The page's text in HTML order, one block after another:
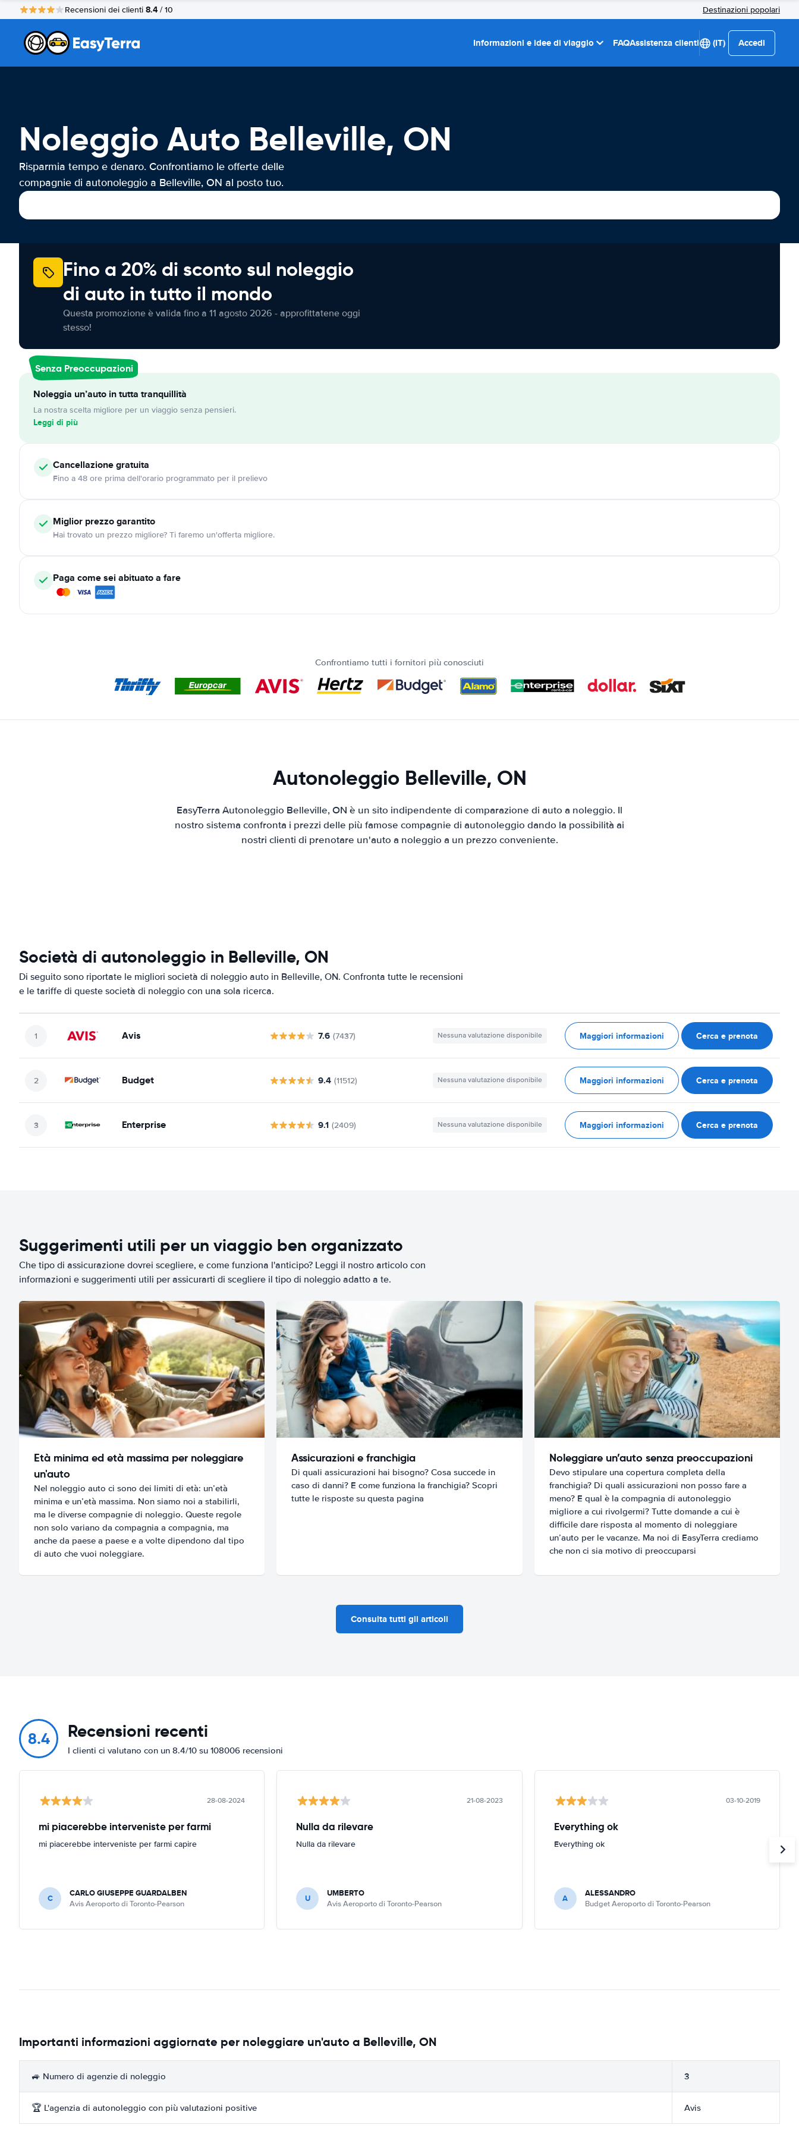
Recensioni dei clienti 8.4 / 10 Destinazioni popolari
Informazioni e idee di viaggio FAQAssistenza clienti (IT) Accedi
Noleggio Auto Belleville, ON
Risparmia tempo e denaro. Confrontiamo le offerte delle
compagnie di autonoleggio a Belleville, ON al posto tuo.
Fino a 20% di sconto sul noleggio
di auto in tutto il mondo
Questa promozione è valida fino a 11 agosto 2026 - approfittatene oggi
stesso!
Senza Preoccupazioni
Noleggia un’auto in tutta tranquillità
La nostra scelta migliore per un viaggio senza pensieri.
Leggi di più
Cancellazionegratuita
Fino a 48 ore prima dell'orario programmato per il prelievo
Miglior prezzo garantito
Hai trovato un prezzo migliore? Ti faremo un'offerta migliore.
Paga come sei abituato a fare
Confrontiamo tutti i fornitori più conosciuti
Autonoleggio Belleville, ON
EasyTerra Autonoleggio Belleville, ON è un sito indipendente di comparazione di auto a noleggio. Il
nostro sistema confronta i prezzi delle più famose compagnie di autonoleggio dando la possibilità ai
nostri clienti di prenotare un'auto a noleggio a un prezzo conveniente.
Società di autonoleggio in Belleville, ON
Di seguito sono riportate le migliori società di noleggio auto in Belleville, ON. Confronta tutte le recensioni
e le tariffe di queste società di noleggio con una sola ricerca.
Avis 7.6 (7437) Nessuna valutazione disponibile Maggiori informazioni Cerca e prenota
Budget 9.4 (11512) Nessuna valutazione disponibile Maggiori informazioni Cerca e prenota
Enterprise 9.1 (2409) Nessuna valutazione disponibile Maggiori informazioni Cerca e prenota
Suggerimenti utili per un viaggio ben organizzato
Che tipo di assicurazione dovrei scegliere, e come funziona l'anticipo? Leggi il nostro articolo con
informazioni e suggerimenti utili per assicurarti di scegliere il tipo di noleggio adatto a te.
Età minima ed età massima per noleggiare
un'auto
Nel noleggio auto ci sono dei limiti di età: un’età
minima e un’età massima. Non siamo noi a stabilirli,
ma le diverse compagnie di noleggio. Queste regole
non solo variano da compagnia a compagnia, ma
anche da paese a paese e a volte dipendono dal tipo
di auto che vuoi noleggiare.
Assicurazioni e franchigia
Di quali assicurazioni hai bisogno? Cosa succede in
caso di danni? E come funziona la franchigia? Scopri
tutte le risposte su questa pagina
Noleggiare un’auto senza preoccupazioni
Devo stipulare una copertura completa della
franchigia? Di quali assicurazioni non posso fare a
meno? E qual è la compagnia di autonoleggio
migliore a cui rivolgermi? Tutte domande a cui è
difficile dare risposta al momento di noleggiare
un’auto per le vacanze. Ma noi di EasyTerra crediamo
che non ci sia motivo di preoccuparsi
Consulta tutti gli articoli
8.4 Recensioni recenti
I clienti ci valutano con un 8.4/10 su 108006 recensioni
28-08-2024
mi piacerebbe interveniste per farmi
mi piacerebbe interveniste per farmi capire
C CARLO GIUSEPPE GUARDALBEN
Avis Aeroporto di Toronto-Pearson
21-08-2023
Nulla da rilevare
Nulla da rilevare
U UMBERTO
Avis Aeroporto di Toronto-Pearson
03-10-2019
Everything ok
Everything ok
A ALESSANDRO
Budget Aeroporto di Toronto-Pearson
Importanti informazioni aggiornate per noleggiare un'auto a Belleville, ON
🚙 Numero di agenzie di noleggio 3
🏆 L'agenzia di autonoleggio con più valutazioni positive Avis